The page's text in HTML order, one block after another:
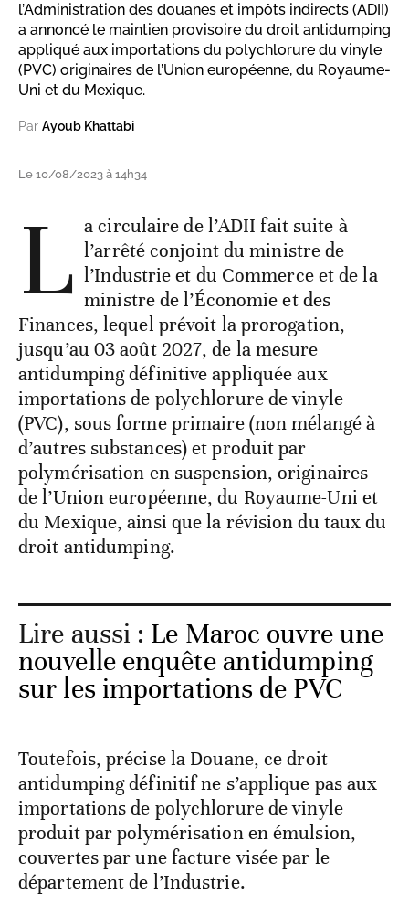
l’Administration des douanes et impôts indirects (ADII)
a annoncé le maintien provisoire du droit antidumping
appliqué aux importations du polychlorure du vinyle
(PVC) originaires de l’Union européenne, du Royaume-
Uni et du Mexique.
Par Ayoub Khattabi
Le 10/08/2023 à 14h34
L a circulaire de l’ADII fait suite à
l’arrêté conjoint du ministre de
l’Industrie et du Commerce et de la
ministre de l’Économie et des
Finances, lequel prévoit la prorogation,
jusqu’au 03 août 2027, de la mesure
antidumping définitive appliquée aux
importations de polychlorure de vinyle
(PVC), sous forme primaire (non mélangé à
d’autres substances) et produit par
polymérisation en suspension, originaires
de l’Union européenne, du Royaume-Uni et
du Mexique, ainsi que la révision du taux du
droit antidumping.
Lire aussi : Le Maroc ouvre une
nouvelle enquête antidumping
sur les importations de PVC
Toutefois, précise la Douane, ce droit
antidumping définitif ne s’applique pas aux
importations de polychlorure de vinyle
produit par polymérisation en émulsion,
couvertes par une facture visée par le
département de l’Industrie.